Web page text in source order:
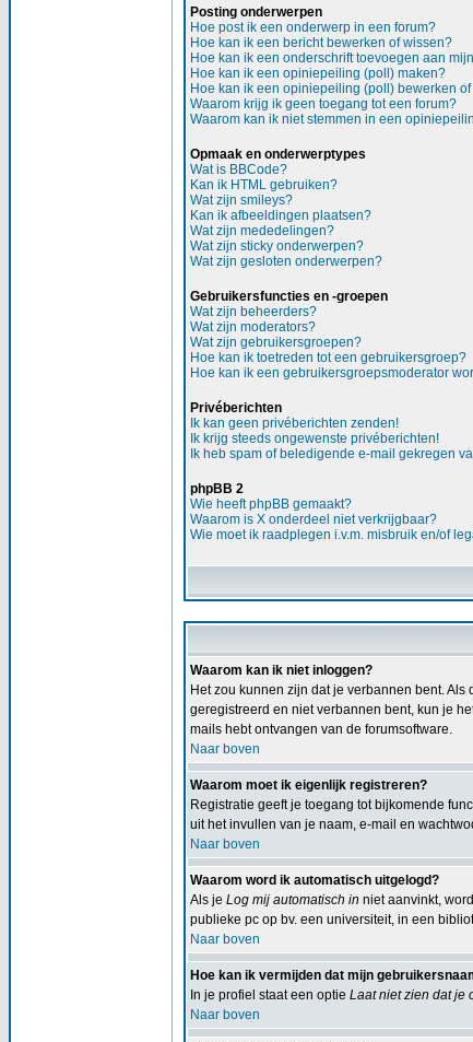
Posting onderwerpen
Hoe post ik een onderwerp in een forum?
Hoe kan ik een bericht bewerken of wissen?
Hoe kan ik een onderschrift toevoegen aan
Hoe kan ik een opiniepeiling (poll) maken?
Hoe kan ik een opiniepeiling (poll) bewerken
Waarom krijg ik geen toegang tot een forum?
Waarom kan ik niet stemmen in een
Opmaak en onderwerptypes
Wat is BBCode?
Kan ik HTML gebruiken?
Wat zijn smileys?
Kan ik afbeeldingen plaatsen?
Wat zijn mededelingen?
Wat zijn sticky onderwerpen?
Wat zijn gesloten onderwerpen?
Gebruikersfuncties en -groepen
Wat zijn beheerders?
Wat zijn moderators?
Wat zijn gebruikersgroepen?
Hoe kan ik toetreden tot een gebruikersgroep?
Hoe kan ik een gebruikersgroepsmoderator
Privéberichten
Ik kan geen privéberichten zenden!
Ik krijg steeds ongewenste privéberichten!
Ik heb spam of beledigende e-mail gekregen
phpBB 2
Wie heeft phpBB gemaakt?
Waarom is X onderdeel niet verkrijgbaar?
Wie moet ik raadplegen i.v.m. misbruik en/of
Waarom kan ik niet inloggen?
Het zou kunnen zijn dat je verbannen bent.
geregistreerd en niet verbannen bent, kun je
mails hebt ontvangen van de forumsoftware.
Naar boven
Waarom moet ik eigenlijk registreren?
Registratie geeft je toegang tot bijkomende
uit het invullen van je naam, e-mail en
Naar boven
Waarom word ik automatisch uitgelogd?
Als je Log mij automatisch in niet aanvinkt,
publieke pc op bv. een universiteit, in een
Naar boven
Hoe kan ik vermijden dat mijn
In je profiel staat een optie Laat niet zien dat je
Naar boven